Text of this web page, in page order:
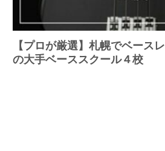
【プロが厳選】札幌でベース
の大手ベーススクール４校